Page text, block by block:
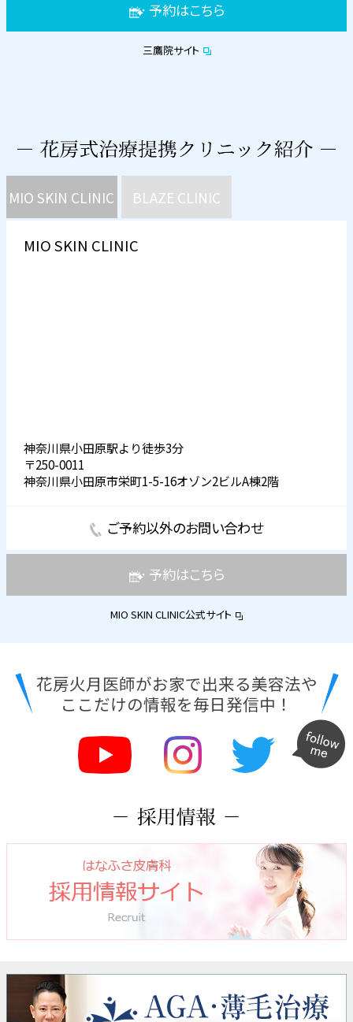
予約はこちら
三鷹院サイト
MIO SKIN CLINIC BLAZE CLINIC
MIO SKIN CLINIC
神奈川県小田原駅より徒歩3分
〒250-0011
神奈川県小田原市栄町1-5-16オゾン2ビルA棟2階
ご予約以外のお問い合わせ
予約はこちら
MIO SKIN CLINIC公式サイト
花房火月医師がお家で出来る美容法や
ここだけの情報を毎日発信中！